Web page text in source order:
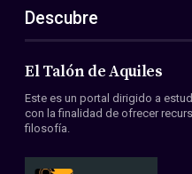
ES
EN
Acerca de nosotros
Miembros
Convenios
Descubre
El Talón de Aquiles
Este es un portal dirigido a
con la finalidad de ofrecer
filosofía.